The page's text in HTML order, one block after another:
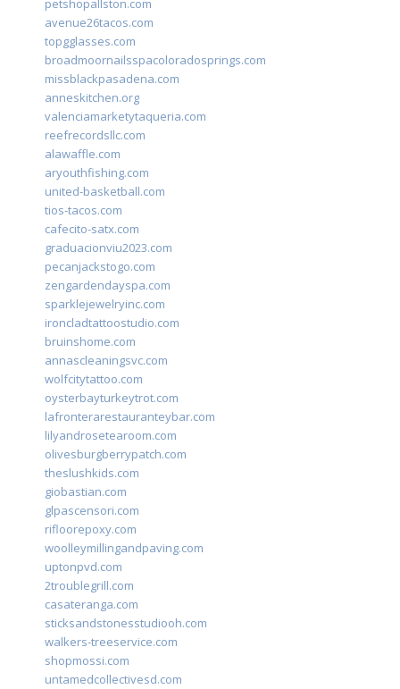
petshopallston.com
avenue26tacos.com
topgglasses.com
broadmoornailsspacoloradosprings.com
missblackpasadena.com
anneskitchen.org
valenciamarketytaqueria.com
reefrecordsllc.com
alawaffle.com
aryouthfishing.com
united-basketball.com
tios-tacos.com
cafecito-satx.com
graduacionviu2023.com
pecanjackstogo.com
zengardendayspa.com
sparklejewelryinc.com
ironcladtattoostudio.com
bruinshome.com
annascleaningsvc.com
wolfcitytattoo.com
oysterbayturkeytrot.com
lafronterarestauranteybar.com
lilyandrosetearoom.com
olivesburgberrypatch.com
theslushkids.com
giobastian.com
glpascensori.com
rifloorepoxy.com
woolleymillingandpaving.com
uptonpvd.com
2troublegrill.com
casateranga.com
sticksandstonesstudiooh.com
walkers-treeservice.com
shopmossi.com
untamedcollectivesd.com